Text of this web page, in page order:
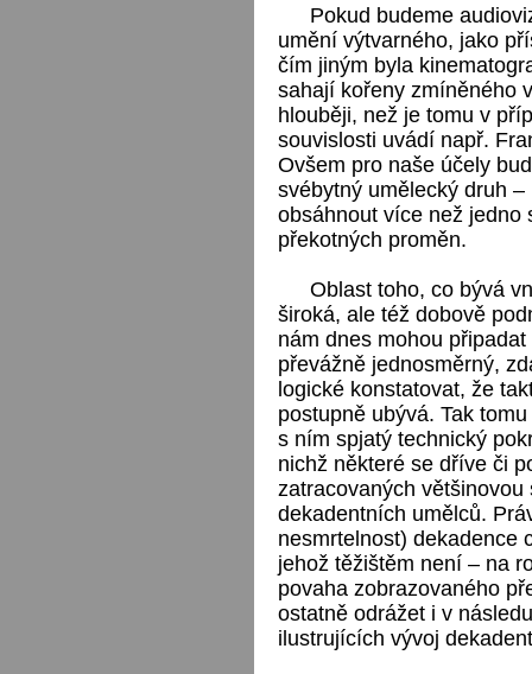
Pokud budeme
umění výtvarného, jako
čím jiným byla
sahají kořeny zmíněného
hlouběji, než je tomu v
souvislosti uvádí např.
Ovšem pro naše účely
svébytný umělecký druh
obsáhnout více než jedno
překotných proměn.
Oblast toho, co bývá
široká, ale též dobově
nám dnes mohou
převážně jednosměrný,
logické konstatovat, že
postupně ubývá. Tak
s ním spjatý technický
nichž některé se dříve či
zatracovaných
dekadentních umělců.
nesmrtelnost) dekadence
jehož těžištěm není – na
povaha zobrazovaného
ostatně odrážet i v
ilustrujících vývoj